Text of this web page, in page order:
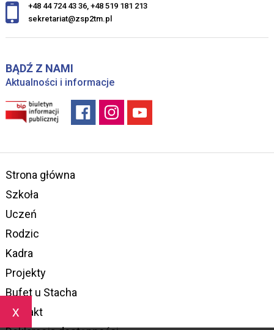
x
+48 44 724 43 36, +48 519 181 213
sekretariat@zsp2tm.pl
BĄDŹ Z NAMI
Aktualności i informacje
Strona główna
Szkoła
Uczeń
Rodzic
Kadra
Projekty
Bufet u Stacha
Kontakt